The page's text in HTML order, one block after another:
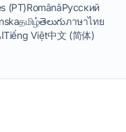
(PT)RomânăРусский
தமிழ்తెలుగుภาษาไทย
Tiếng Việt中文 (简体)